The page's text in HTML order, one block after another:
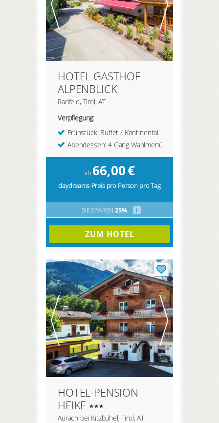
HOTEL GASTHOF
ALPENBLICK
Radfeld, Tirol, AT
Verpflegung:
Frühstück: Buffet / Kontinental
Abendessen: 4 Gang Wahlmenü
ab 66,00€
daydreams-Preis pro Person pro Tag
SIE SPAREN 25% i
ZUM HOTEL
HOTEL-PENSION
HEIKE
Aurach bei Kitzbühel, Tirol, AT